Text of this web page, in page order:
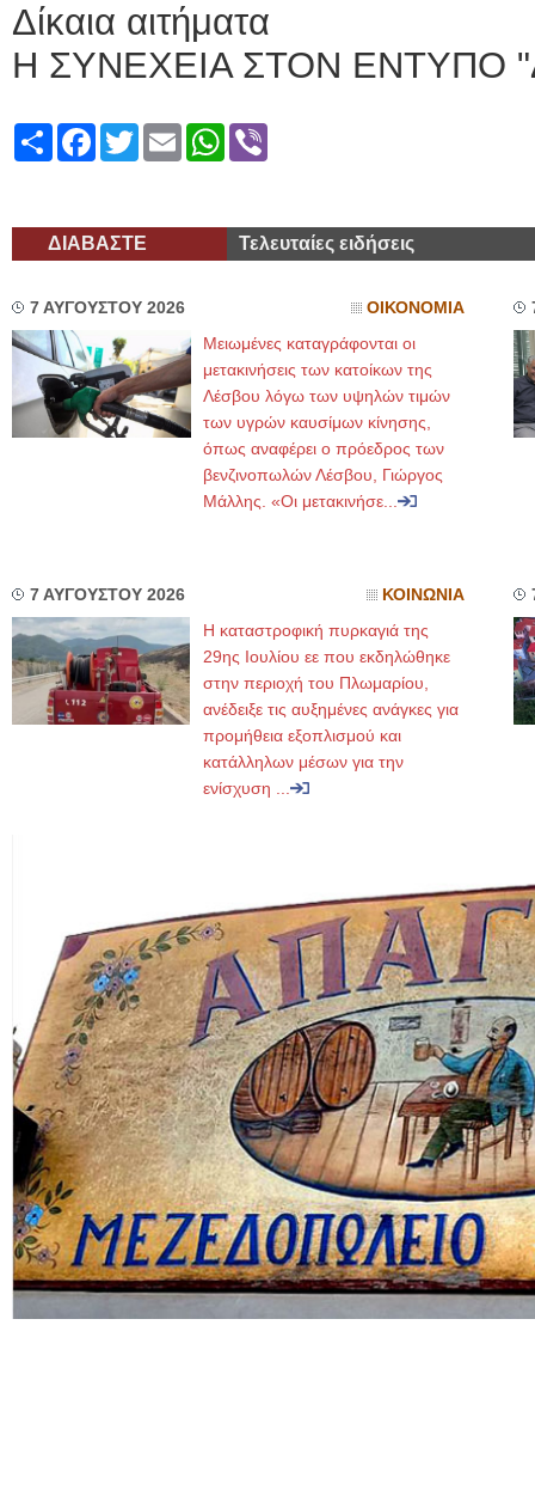
Δίκαια αιτήματα
Η ΣΥΝΕΧΕΙΑ ΣΤΟΝ ΕΝΤΥΠΟ
ShareFacebook
TwitterEmailWhatsApp
ΔΙΑΒΑΣΤΕ Τελευταίες ειδήσεις
7 ΑΥΓΟΥΣΤΟΥ 2026 ΟΙΚΟΝΟΜΙΑ
Μειωμένες καταγράφονται οι
μετακινήσεις των κατοίκων της
Λέσβου λόγω των υψηλών τιμών
των υγρών καυσίμων κίνησης,
όπως αναφέρει ο πρόεδρος των
βενζινοπωλών Λέσβου, Γιώργος
Μάλλης. «Οι μετακινήσε...
7 ΑΥΓΟΥΣΤΟΥ 2026 ΚΟΙΝΩΝΙΑ
Η καταστροφική πυρκαγιά της
29ης Ιουλίου εε που εκδηλώθηκε
στην περιοχή του Πλωμαρίου,
ανέδειξε τις αυξημένες ανάγκες για
προμήθεια εξοπλισμού και
κατάλληλων μέσων για την
ενίσχυση ...